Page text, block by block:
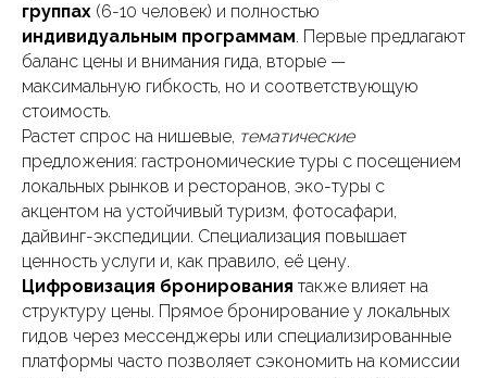
группах (6-10 человек) и полностью
индивидуальным программам. Первые предлагают
баланс цены и внимания гида, вторые —
максимальную гибкость, но и соответствующую
стоимость.
Растет спрос на нишевые, тематические
предложения: гастрономические туры с посещением
локальных рынков и ресторанов, эко-туры с
акцентом на устойчивый туризм, фотосафари,
дайвинг-экспедиции. Специализация повышает
ценность услуги и, как правило, её цену.
Цифровизация бронирования также влияет на
структуру цены. Прямое бронирование у локальных
гидов через мессенджеры или специализированные
платформы часто позволяет сэкономить на комиссии